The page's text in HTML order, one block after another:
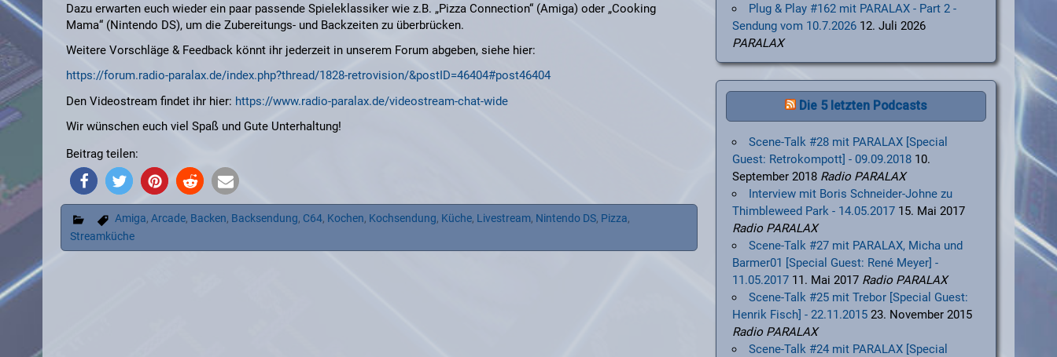
Dazu erwarten euch wieder ein paar passende Spieleklassiker wie z.B. „Pizza Connection“ (Amiga) oder „Cooking
Mama“ (Nintendo DS), um die Zubereitungs- und Backzeiten zu überbrücken.
Weitere Vorschläge & Feedback könnt ihr jederzeit in unserem Forum abgeben, siehe hier:
https://forum.radio-paralax.de/index.php?thread/1828-retrovision/&postID=46404#post46404
Den Videostream findet ihr hier: https://www.radio-paralax.de/videostream-chat-wide
Wir wünschen euch viel Spaß und Gute Unterhaltung!
Beitrag teilen:
Amiga,Arcade, Backen, Backsendung, C64, Kochen, Kochsendung, Küche, Livestream, Nintendo DS, Pizza,
Streamküche
Plug & Play #162 mit PARALAX - Part 2 -
Sendung vom 10.7.2026 12. Juli 2026
PARALAX
Die 5 letzten Podcasts
Scene-Talk #28 mit PARALAX [Special
Guest: Retrokompott] - 09.09.2018 10.
September 2018 Radio PARALAX
Interview mit Boris Schneider-Johne zu
Thimbleweed Park - 14.05.2017 15. Mai 2017
Radio PARALAX
Scene-Talk #27 mit PARALAX, Micha und
Barmer01 [Special Guest: René Meyer] -
11.05.2017 11. Mai 2017 Radio PARALAX
Scene-Talk #25 mit Trebor [Special Guest:
Henrik Fisch] - 22.11.2015 23. November 2015
Radio PARALAX
Scene-Talk #24 mit PARALAX [Special